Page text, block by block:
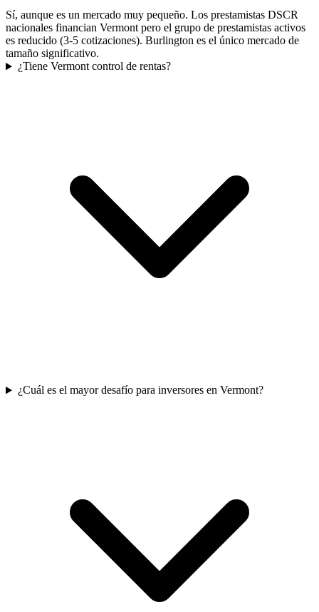
Sí, aunque es un mercado muy pequeño. Los prestamistas DSCR
nacionales financian Vermont pero el grupo de prestamistas activos
es reducido (3-5 cotizaciones). Burlington es el único mercado de
tamaño significativo.
¿Tiene Vermont control de rentas?
¿Cuál es el mayor desafío para inversores en Vermont?